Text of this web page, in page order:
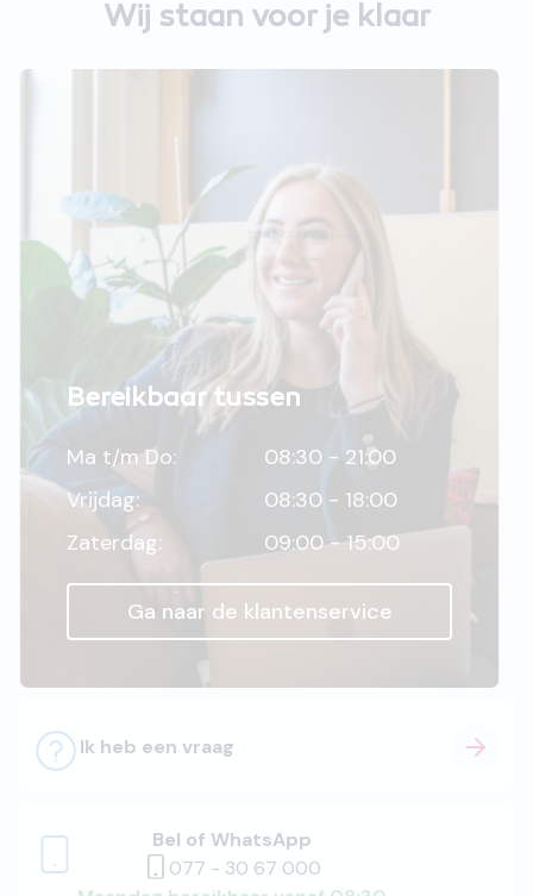
Wij staan voor je klaar
Bereikbaar tussen
Ma t/m Do:
08:30 - 21:00
Vrijdag:
08:30 - 18:00
Zaterdag:
09:00 - 15:00
Ga naar de klantenservice
Ik heb een vraag
Bel of WhatsApp
077 - 30 67 000